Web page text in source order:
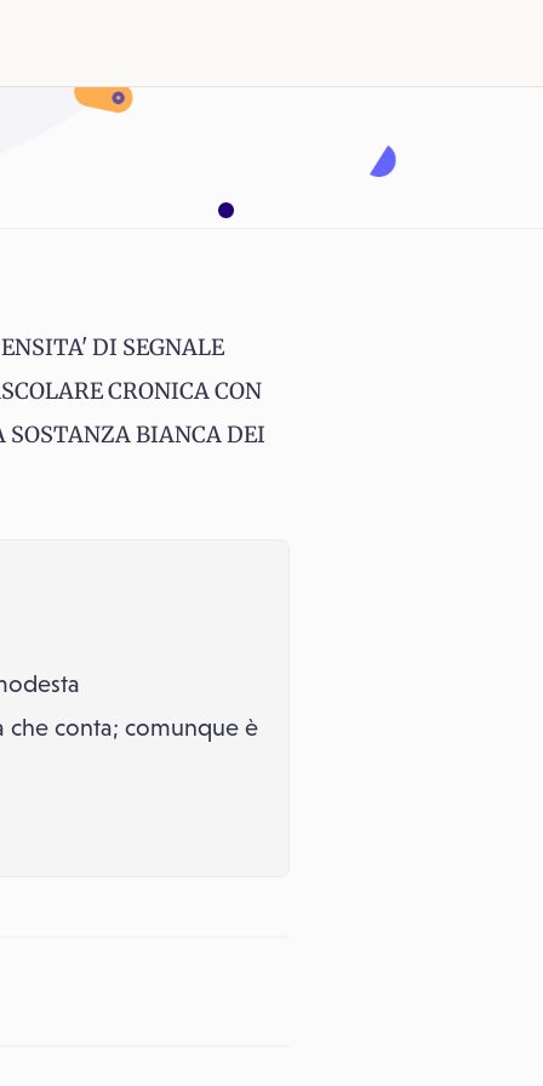
DI SEGNALE
CRONICA CON
BIANCA DEI
che conta; comunque è